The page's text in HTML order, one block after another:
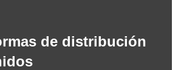
de distribución